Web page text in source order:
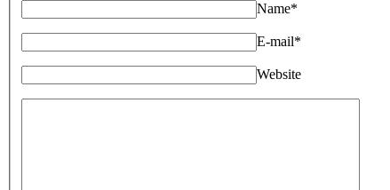
Name*
E-mail*
Website